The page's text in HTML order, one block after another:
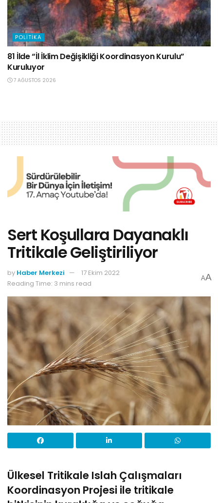
POLITIKA
81 İlde “İl İklim Değişikliği Koordinasyon Kurulu”
Kuruluyor
7 AĞUSTOS 2026
Sert Koşullara Dayanaklı
Tritikale Geliştiriliyor
by Haber Merkezi
17 Ekim 2022
Reading Time: 3 mins read
AA
Ülkesel Tritikale Islah Çalışmaları
Koordinasyon Projesi ile tritikale